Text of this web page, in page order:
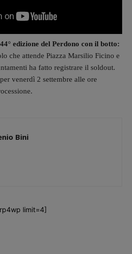
edizione del Perdono con il botto:
che attende Piazza Marsilio Ficino e
ha fatto registrare il soldout.
venerdì 2 settembre alle ore
Bini
limit=4]